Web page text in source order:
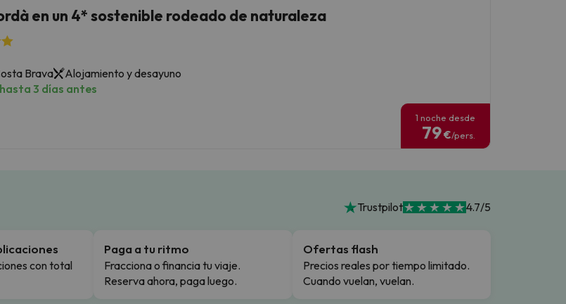
en un 4* sostenible rodeado de naturaleza
Brava
Alojamiento y desayuno
3 días antes
1 noche desde
79€/pers.
Trustpilot 4.7/5
con total
Paga a tu ritmo
Fracciona o financia tu viaje.
Reserva ahora, paga luego.
Ofertas flash
Precios reales por tiempo limitado.
Cuando vuelan, vuelan.